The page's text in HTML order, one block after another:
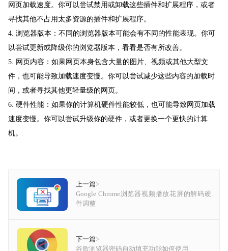
网页加载速度。你可以尝试禁用或卸载这些插件和扩展程序，或者
寻找其他不占用太多资源的插件和扩展程序。
4. 浏览器版本：不同的浏览器版本可能会有不同的性能表现。你可
以尝试更新或降级你的浏览器版本，看看是否有所改善。
5. 网页内容：如果网页本身包含大量的图片、视频或其他大型文
件，也可能导致加载速度变慢。你可以尝试减少这些内容的加载时
间，或者寻找其他更轻量级的网页。
6. 硬件性能：如果你的计算机硬件性能较低，也可能导致网页加载
速度变慢。你可以尝试升级你的硬件，或者更换一个更快的计算
机。
上一篇>
Google Chrome浏览器视频播放花屏的解码硬
件调整
下一篇>
谷歌浏览器密码自动填充功能如何使用